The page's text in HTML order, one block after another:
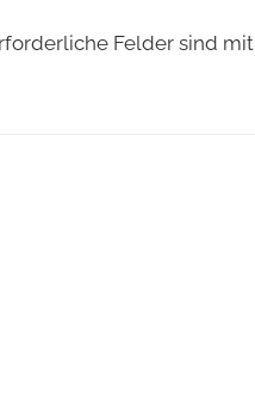
Felder sind mit